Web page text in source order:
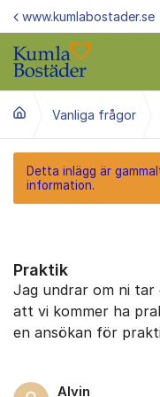
Hoppa till innehåll
www.kumlabostader.se
Vanliga frågor
Detta inlägg är
information.
Praktik
Jag undrar om ni tar
att vi kommer ha
en ansökan för
Alvin